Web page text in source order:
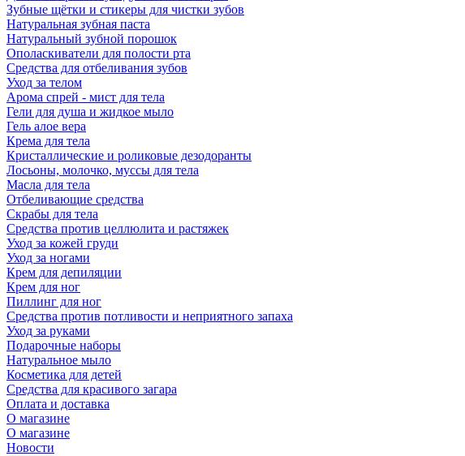
Зубные щётки и стикеры для чистки зубов
Натуральная зубная паста
Натуральный зубной порошок
Ополаскиватели для полости рта
Средства для отбеливания зубов
Уход за телом
Арома спрей - мист для тела
Гели для душа и жидкое мыло
Гель алое вера
Крема для тела
Кристаллические и роликовые дезодоранты
Лосьоны, молочко, муссы для тела
Масла для тела
Отбеливающие средства
Скрабы для тела
Средства против целлюлита и растяжек
Уход за кожей груди
Уход за ногами
Крем для депиляции
Крем для ног
Пиллинг для ног
Средства против потливости и неприятного запаха
Уход за руками
Подарочные наборы
Натуральное мыло
Косметика для детей
Средства для красивого загара
Оплата и доставка
О магазине
О магазине
Новости